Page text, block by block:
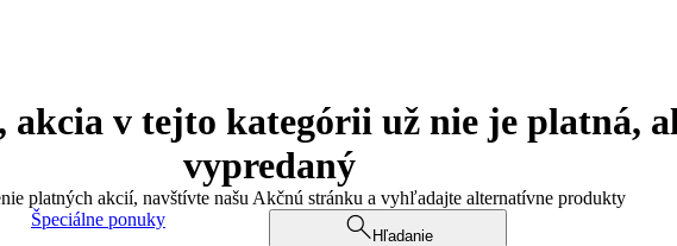
akcia v tejto kategórii už nie je platná,
vypredaný
platných akcií, navštívte našu Akčnú stránku a vyhľadajte alternatívne produkty
Špeciálne ponuky
Hľadanie